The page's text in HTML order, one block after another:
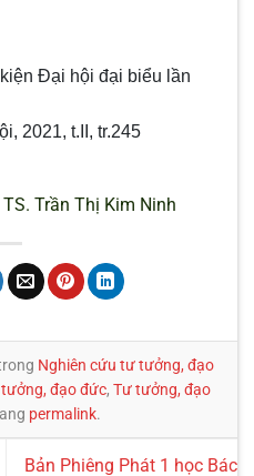
Đại hội đại biểu lần
2021, t.II, tr.245
Trần Thị Kim Ninh
Nghiên cứu tư tưởng, đạo
đạo đức, Tư tưởng, đạo
permalink.
Bản Phiêng Phát 1 học Bác